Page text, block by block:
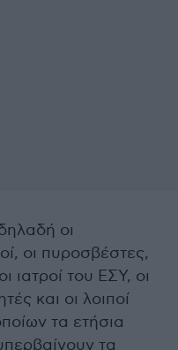
οι
οι πυροσβέστες,
ιατροί του ΕΣΥ, οι
και οι λοιποί
τα ετήσια
τα